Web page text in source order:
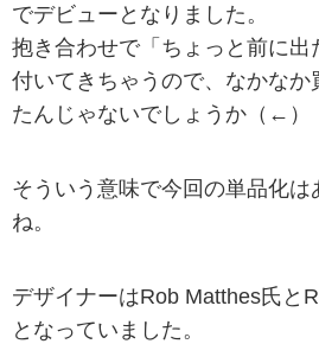
でデビューとなりました。
抱き合わせで「ちょっと前に
付いてきちゃうので、なかなか
たんじゃないでしょうか（←）
そういう意味で今回の単品化は
ね。
デザイナーはRob Matthes氏と
となっていました。